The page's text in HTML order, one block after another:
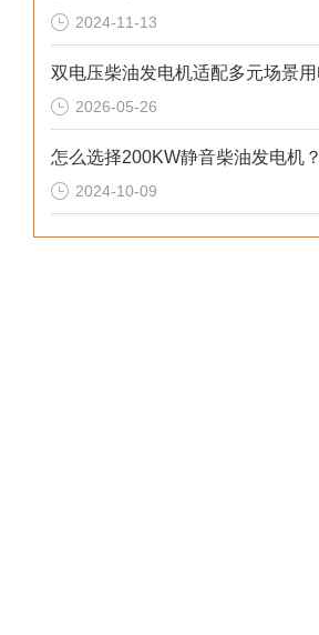
2024-11-13
2026-05-26
怎么选择200KW静音柴油发电机？
2024-10-09